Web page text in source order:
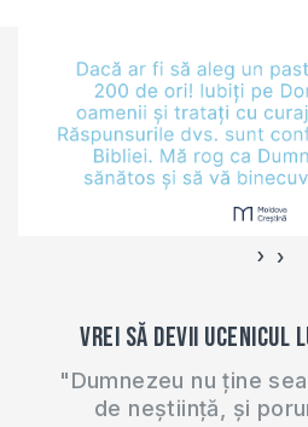
‹ ›
Vrei să devii ucenicul
"Dumnezeu nu ține
de neștiință, și